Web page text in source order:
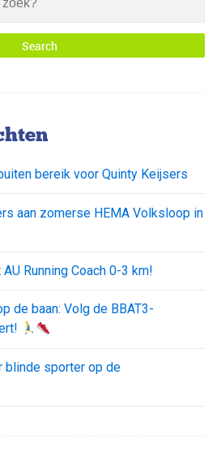
bereik voor Quinty Keijsers
aan zomerse HEMA Volksloop in
Running Coach 0-3 km!
de baan: Volg de BBAT3-
blinde sporter op de